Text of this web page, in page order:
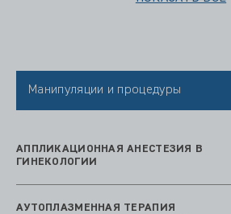
Манипуляции и процедуры
АППЛИКАЦИОННАЯ АНЕСТЕЗИЯ В
ГИНЕКОЛОГИИ
АУТОПЛАЗМЕННАЯ ТЕРАПИЯ